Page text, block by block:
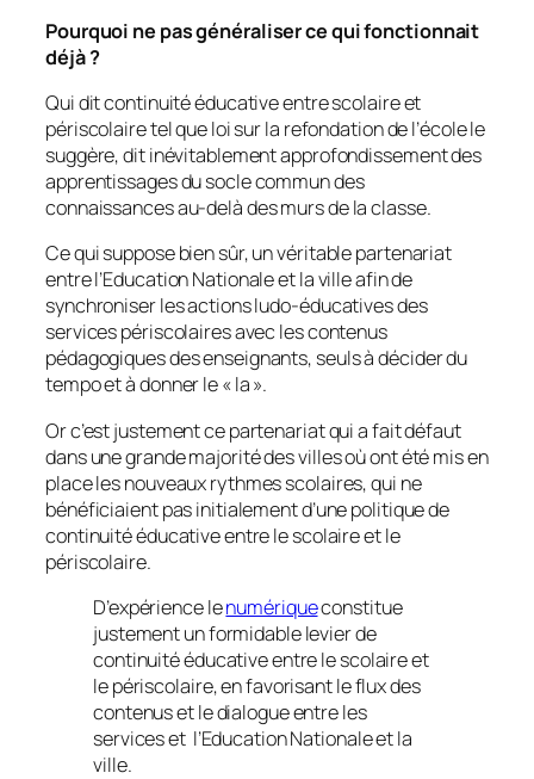
Pourquoi ne pas généraliser ce qui fonctionnait
déjà ?
Qui dit continuité éducative entre scolaire et
périscolaire tel que loi sur la refondation de l’école le
suggère, dit inévitablement approfondissement des
apprentissages du socle commun des
connaissances au-delà des murs de la classe.
Ce qui suppose bien sûr, un véritable partenariat
entre l’Education Nationale et la ville afin de
synchroniser les actions ludo-éducatives des
services périscolaires avec les contenus
pédagogiques des enseignants, seuls à décider du
tempo et à donner le « la ».
Or c’est justement ce partenariat qui a fait défaut
dans une grande majorité des villes où ont été mis en
place les nouveaux rythmes scolaires, qui ne
bénéficiaient pas initialement d’une politique de
continuité éducative entre le scolaire et le
périscolaire.
D’expérience lenumériqueconstitue
justement un formidable levier de
continuité éducative entre le scolaire et
le périscolaire, en favorisant le flux des
contenus et le dialogue entre les
services et l’Education Nationale et la
ville.